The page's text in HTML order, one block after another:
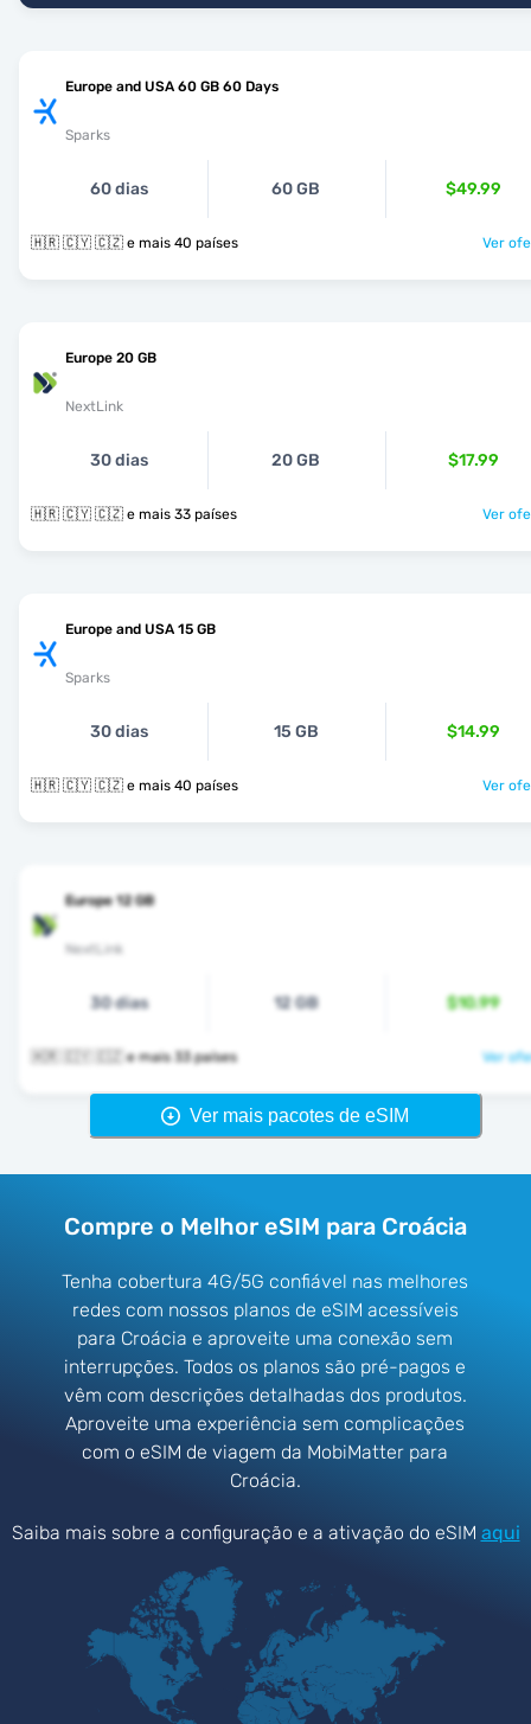
Europe and USA 60 GB 60 Days
Sparks
60 dias 60 GB $49.99
🇭🇷 🇨🇾 🇨🇿 e mais 40 países Ver
Europe 20 GB
NextLink
30 dias 20 GB $17.99
🇭🇷 🇨🇾 🇨🇿 e mais 33 países Ver
Europe and USA 15 GB
Sparks
30 dias 15 GB $14.99
🇭🇷 🇨🇾 🇨🇿 e mais 40 países Ver
Europe 12 GB
NextLink
30 dias 12 GB $10.99
🇭🇷 🇨🇾 🇨🇿 e mais 33 países Ver
Ver mais pacotes de eSIM
Compre o Melhor eSIM para Croácia
Tenha cobertura 4G/5G confiável nas melhores
redes com nossos planos de eSIM acessíveis
para Croácia e aproveite uma conexão sem
interrupções. Todos os planos são pré-pagos e
vêm com descrições detalhadas dos produtos.
Aproveite uma experiência sem complicações
com o eSIM de viagem da MobiMatter para
Croácia.
Saiba mais sobre a configuração e a ativação do eSIM aqui